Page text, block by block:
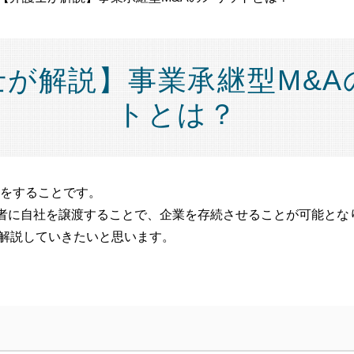
が解説】事業承継型M&A
トとは？
することです。
自社を譲渡することで、企業を存続させることが可能とな
説していきたいと思います。